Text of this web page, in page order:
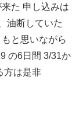
た 申し込みは
油断していた
と思いながら
の6日間 3/31か
方は是非